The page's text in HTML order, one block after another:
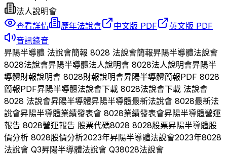
法人說明會
查看詳情
歷年法說會 中文版 PDF
英文版 PDF
音訊錄音
昇陽半導體 法說會簡報 8028 法說會簡報昇陽半導體法說會
8028法說會昇陽半導體法人說明會 8028法人說明會昇陽半
導體財報說明會 8028財報說明會昇陽半導體簡報PDF 8028
簡報PDF昇陽半導體法說會下載 8028法說會下載 法說會
8028 法說會昇陽半導體昇陽半導體最新法說會 8028最新法
說會昇陽半導體業績發表會 8028業績發表會昇陽半導體營運
報告 8028營運報告 股票代碼8028 8028股票昇陽半導體股
價分析 8028股價分析2023年昇陽半導體法說會2023年8028
法說會 Q3昇陽半導體法說會 Q38028法說會